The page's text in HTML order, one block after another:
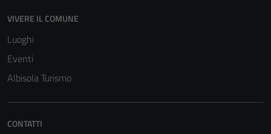
VIVERE IL COMUNE
Luoghi
Eventi
Albisola Turismo
CONTATTI